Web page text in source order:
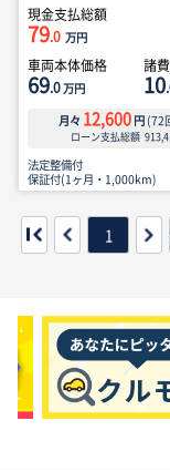
現金支払総額
79.0 万円
車両本体価格
69.0万円
諸
10
月々 12,600 円 (72
ローン支払総額
法定整備付
保証付(1ヶ月・1,000km)
1